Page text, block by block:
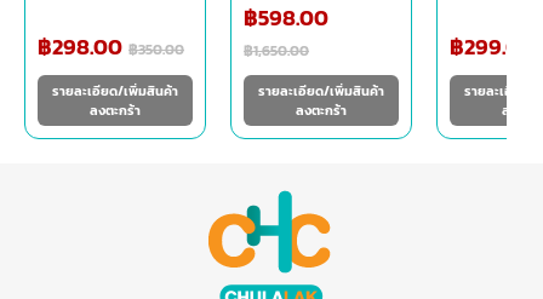
฿298.00 ฿350.00
รายละเอียด/เพิ่มสินค้า
ลงตะกร้า
฿598.00
฿1,650.00
รายละเอียด/เพิ่มสินค้า
ลงตะกร้า
฿299.00
รายละเอียด/
ลงตะก